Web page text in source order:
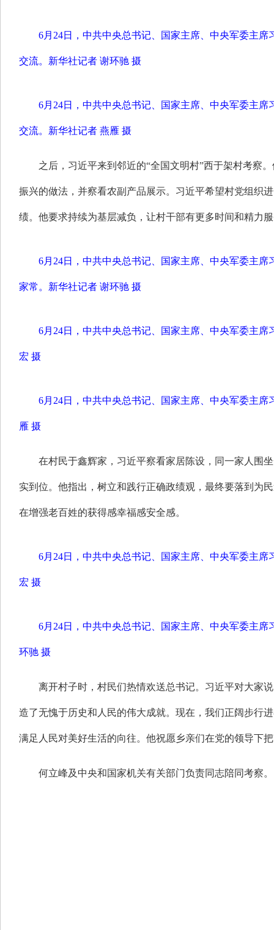
6月24日，中共中央总书记、国家主席、中央军委主
交流。 新华社记者 谢环驰 摄
6月24日，中共中央总书记、国家主席、中央军委主
交流。 新华社记者 燕雁 摄
之后，习近平来到邻近的“全国文明村”西于架村考察
振兴的做法，并察看农副产品展示。习近平希望村党组织
绩。他要求持续为基层减负，让村干部有更多时间和精力
6月24日，中共中央总书记、国家主席、中央军委主
家常。新华社记者 谢环驰 摄
6月24日，中共中央总书记、国家主席、中央军委主
宏 摄
6月24日，中共中央总书记、国家主席、中央军委主
雁 摄
在村民于鑫辉家，习近平察看家居陈设，同一家人围
实到位。他指出，树立和践行正确政绩观，最终要落到为
在增强老百姓的获得感幸福感安全感。
6月24日，中共中央总书记、国家主席、中央军委主
宏 摄
6月24日，中共中央总书记、国家主席、中央军委主
环驰 摄
离开村子时，村民们热情欢送总书记。习近平对大家
造了无愧于历史和人民的伟大成就。现在，我们正阔步行
满足人民对美好生活的向往。他祝愿乡亲们在党的领导下
何立峰及中央和国家机关有关部门负责同志陪同考察。